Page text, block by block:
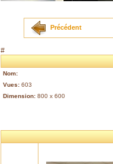
Précédent
#
Nom:
Vues: 603
Dimension: 800 x 600